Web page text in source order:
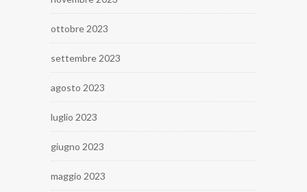
ottobre 2023
settembre 2023
agosto 2023
luglio 2023
giugno 2023
maggio 2023